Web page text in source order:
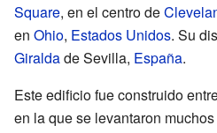
Square, en el centro de
en Ohio, Estados Unidos. Su
Giraldade Sevilla, España.
Este edificio fue construido
en la que se levantaron